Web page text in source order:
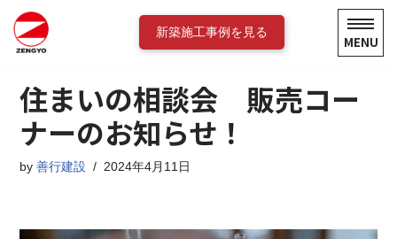
コ
テ
ン
ツ
ス
新築施工事例を見る
MENU
住まいの相談会 販売コー
ナーのお知らせ！
by善行建設 2024年4月11日